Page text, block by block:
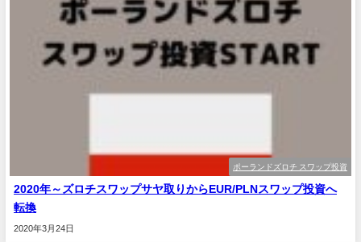
ポーランドズロチ スワップ投資
2020年～ズロチスワップサヤ取りからEUR/PLNスワップ投資へ
転換
2020年3月24日